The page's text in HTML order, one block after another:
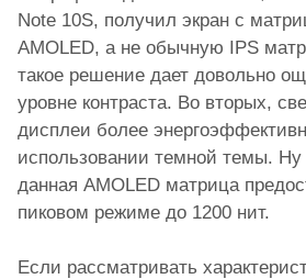
Note 10S, получил экран с
AMOLED, а не обычную IPS
такое решение дает довольно
уровне контраста. Во вторых,
дисплеи более
использовании темной темы. Ну
данная AMOLED матрица
пиковом режиме до 1200 нит.
Если рассматривать